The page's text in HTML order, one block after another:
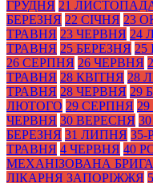
ГРУДНЯ 21
БЕРЕЗНЯ 22 СІЧНЯ 23
ТРАВНЯ 23 ЧЕРВНЯ 24
ТРАВНЯ 25 БЕРЕЗНЯ 25
26 СЕРПНЯ 26 ЧЕРВНЯ
ТРАВНЯ 28 КВІТНЯ 28
ТРАВНЯ 28 ЧЕРВНЯ 29
ЛЮТОГО 29 СЕРПНЯ
ЧЕРВНЯ 30 ВЕРЕСНЯ
БЕРЕЗНЯ 31 ЛИПНЯ 35-
ТРАВНЯ 4 ЧЕРВНЯ 40
МЕХАНІЗОВАНА
ЛІКАРНЯ ЗАПОРІЖЖЯ